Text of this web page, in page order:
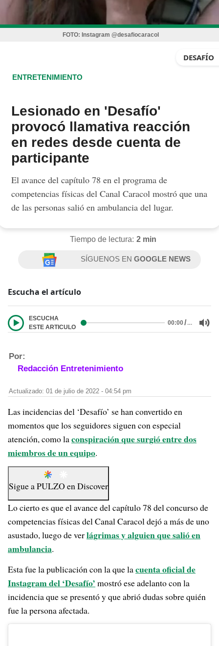
FOTO: Instagram @desafiocaracol
DESAFÍO
ENTRETENIMIENTO
Lesionado en 'Desafío'
provocó llamativa reacción
en redes desde cuenta de
participante
El avance del capítulo 78 en el programa de
competencias físicas del Canal Caracol mostró que una
de las personas salió en ambulancia del lugar.
Tiempo de lectura: 2 min
SÍGUENOS ENGOOGLE NEWS
Escucha el artículo
ESCUCHA
ESTE ARTICULO
00:00/…
Por:
Redacción Entretenimiento
Actualizado: 01 de julio de 2022 - 04:54 pm
Las incidencias del ‘Desafío’ se han convertido en
momentos que los seguidores siguen con especial
atención, como laconspiración que surgió entre dos
miembros de un equipo.
Sigue aPULZO enDiscover
Lo cierto es que el avance del capítulo 78 del concurso de
competencias físicas del Canal Caracol dejó a más de uno
asustado, luego de verlágrimas y alguien que salió en
ambulancia.
Esta fue la publicación con la que lacuenta oficial de
Instagram del ‘Desafío’ mostró ese adelanto con la
incidencia que se presentó y que abrió dudas sobre quién
fue la persona afectada.